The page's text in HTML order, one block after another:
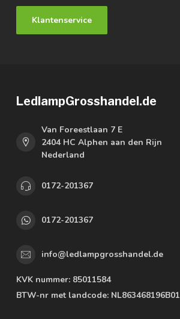
Klantenservice
LedlampGrosshandel.de
Van Foreestlaan 7 E
2404 HC Alphen aan den Rijn
Nederland
0172-201367
0172-201367
info@ledlampgrosshandel.de
KVK nummer: 85011584
BTW-nr met landcode: NL863468196B01